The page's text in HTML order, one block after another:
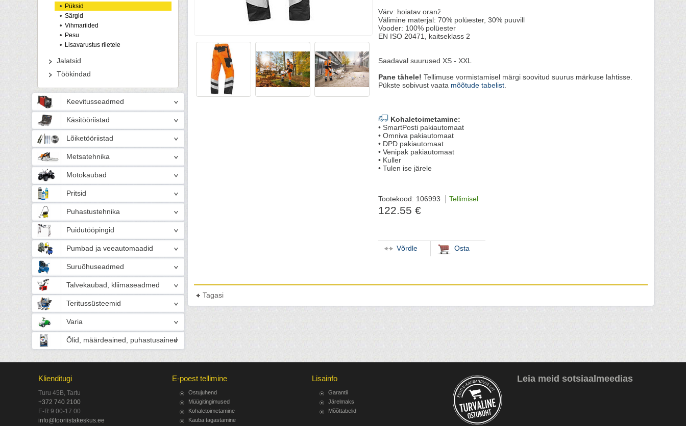
Püksid
Särgid
Vihmariided
Pesu
Lisavarustus riietele
Jalatsid
Töökindad
Keevitusseadmed
Käsitööriistad
Lõiketööriistad
Metsatehnika
Motokaubad
Pritsid
Puhastustehnika
Puidutööpingid
Pumbad ja veeautomaadid
Suruõhuseadmed
Talvekaubad, kliimaseadmed
Teritussüsteemid
Varia
Õlid, määrdeained, puhastusained
Värv: hoiatav oranž
Välimine materjal: 70% polüester, 30% puuvill
Vooder: 100% polüester
EN ISO 20471, kaitseklass 2
Saadaval suurused XS - XXL
Pane tähele! Tellimuse vormistamisel märgi soovitud suurus märkuse lahtisse.
Pükste sobivust vaata mõõtude tabelist.
Kohaletoimetamine:
• SmartPosti pakiautomaat
• Omniva pakiautomaat
• DPD pakiautomaat
• Venipak pakiautomaat
• Kuller
• Tulen ise järele
Tootekood: 106993 Tellimisel
122.55 €
Võrdle Osta
Tagasi
Klienditugi
Turu 45B, Tartu
+372 740 2100
E-R 9.00-17.00
info@tooriistakeskus.ee
E-poest tellimine
Ostujuhend
Müügitingimused
Kohaletoimetamine
Kauba tagastamine
Lisainfo
Garantii
Järelmaks
Mõõttabelid
Leia meid sotsiaalmeedias